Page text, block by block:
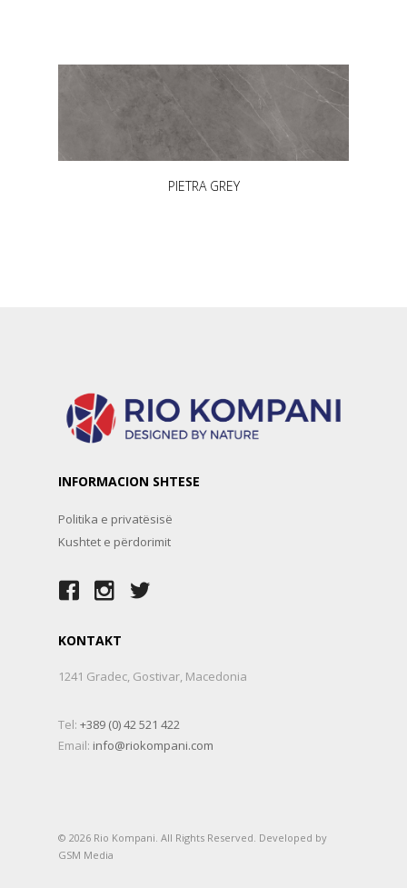
PIETRA GREY
INFORMACION SHTESE
Politika e privatësisë
Kushtet e përdorimit
KONTAKT
1241 Gradec, Gostivar, Macedonia
Tel: +389 (0) 42 521 422
Email: info@riokompani.com
© 2026 Rio Kompani. All Rights Reserved. Developed by
GSM Media